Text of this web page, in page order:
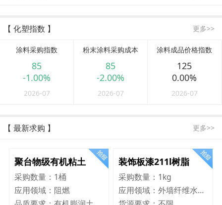
【 化塑指数 】 更多>>
涂料采购指数
85
-1.00%
2026-07
粉末涂料采购成本
85
-2.00%
2026-07
涂料成品价格指数
125
0.00%
2026-07
【 最新求购 】 更多>>
聚台物级有机粘土
采购数量： 1桶
应用领域： 阻燃
装饰板漆211l树脂
采购数量： 1kg
应用领域：
外墙纤维水泥板